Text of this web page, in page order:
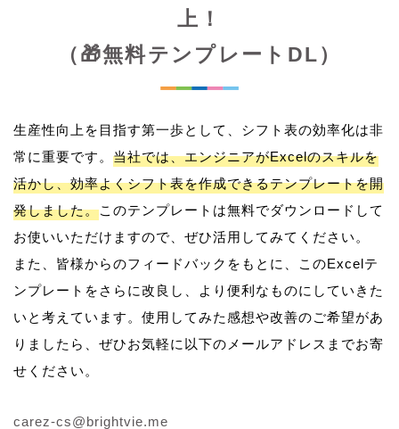
上！
（🎁無料テンプレートDL）
生産性向上を目指す第一歩として、シフト表の効率化は非
常に重要です。 当社では、エンジニアがExcelのスキルを
活かし、効率よくシフト表を作成できるテンプレートを開
発しました。このテンプレートは無料でダウンロードして
お使いいただけますので、ぜひ活用してみてください。
また、皆様からのフィードバックをもとに、このExcelテ
ンプレートをさらに改良し、より便利なものにしていきた
いと考えています。使用してみた感想や改善のご希望があ
りましたら、ぜひお気軽に以下のメールアドレスまでお寄
せください。
carez-cs@brightvie.me